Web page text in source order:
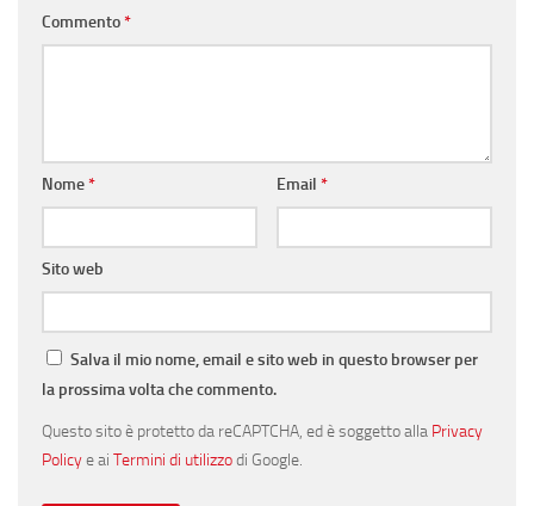
Commento*
Nome* Email *
Sito web
Salva il mio nome, email e sito web in questo browser per
la prossima volta che commento.
Questo sito è protetto da reCAPTCHA, ed è soggetto alla Privacy
Policye ai Termini di utilizzodi Google.